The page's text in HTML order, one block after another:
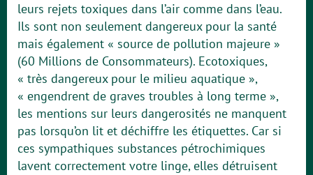
leurs rejets toxiques dans l’air comme dans l’eau.
Ils sont non seulement dangereux pour la santé
mais également « source de pollution majeure »
(60 Millions de Consommateurs). Ecotoxiques,
« très dangereux pour le milieu aquatique »,
« engendrent de graves troubles à long terme »,
les mentions sur leurs dangerosités ne manquent
pas lorsqu’on lit et déchiffre les étiquettes. Car si
ces sympathiques substances pétrochimiques
lavent correctement votre linge, elles détruisent